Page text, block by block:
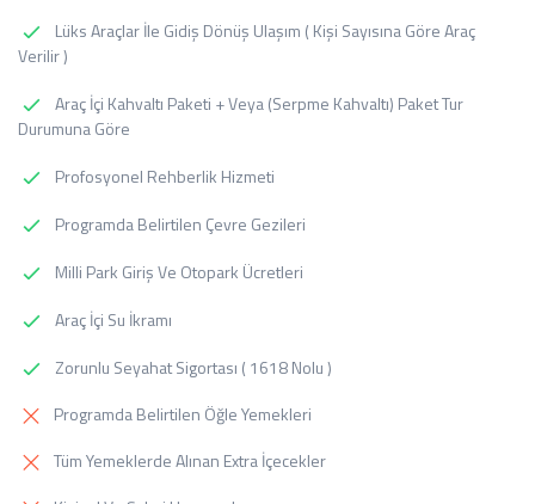
Lüks Araçlar İle Gidiş Dönüş Ulaşım ( Kişi Sayısına Göre Araç
Verilir )
Araç İçi Kahvaltı Paketi + Veya (Serpme Kahvaltı) Paket Tur
Durumuna Göre
Profosyonel Rehberlik Hizmeti
Programda Belirtilen Çevre Gezileri
Milli Park Giriş Ve Otopark Ücretleri
Araç İçi Su İkramı
Zorunlu Seyahat Sigortası ( 1618 Nolu )
Programda Belirtilen Öğle Yemekleri
Tüm Yemeklerde Alınan Extra İçecekler